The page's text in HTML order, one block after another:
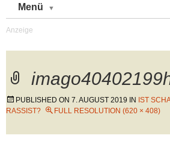
Menü
PUBLISHED ON 7. AUGUST 2019 IN IST
RASSIST?
FULL RESOLUTION (620 × 408)